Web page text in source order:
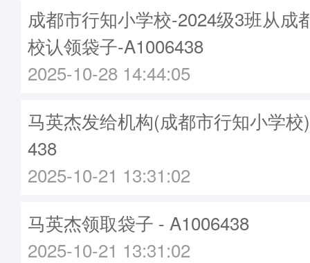
成都市行知小学校-2024级3班从成
校认领袋子-A1006438
2025-10-28 14:44:05
马英杰发给机构(成都市行知小学
438
2025-10-21 13:31:02
马英杰领取袋子 - A1006438
2025-10-21 13:31:02